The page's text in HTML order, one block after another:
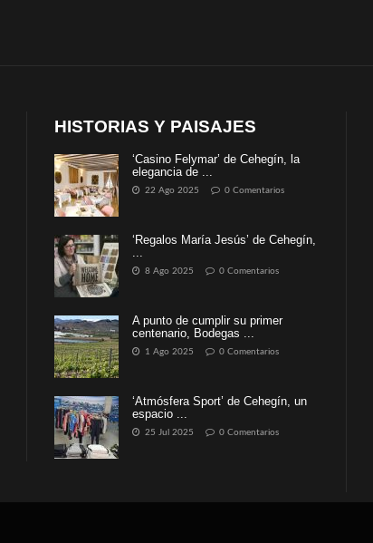
HISTORIAS Y PAISAJES
‘Casino Felymar’ de Cehegín, la
elegancia de ...
22 Ago 2025 0 Comentarios
‘Regalos María Jesús’ de Cehegín,
...
8 Ago 2025 0 Comentarios
A punto de cumplir su primer
centenario, Bodegas ...
1 Ago 2025 0 Comentarios
‘Atmósfera Sport’ de Cehegín, un
espacio ...
25 Jul 2025 0 Comentarios